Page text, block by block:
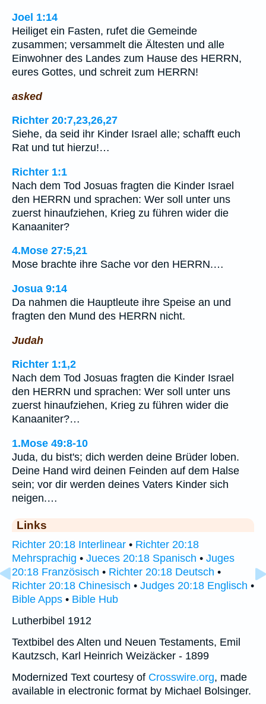
Joel 1:14
Heiliget ein Fasten, rufet die Gemeinde
zusammen; versammelt die Ältesten und alle
Einwohner des Landes zum Hause des HERRN,
eures Gottes, und schreit zum HERRN!
asked
Richter 20:7,23,26,27
Siehe, da seid ihr Kinder Israel alle; schafft euch
Rat und tut hierzu!…
Richter 1:1
Nach dem Tod Josuas fragten die Kinder Israel
den HERRN und sprachen: Wer soll unter uns
zuerst hinaufziehen, Krieg zu führen wider die
Kanaaniter?
4.Mose 27:5,21
Mose brachte ihre Sache vor den HERRN.…
Josua 9:14
Da nahmen die Hauptleute ihre Speise an und
fragten den Mund des HERRN nicht.
Judah
Richter 1:1,2
Nach dem Tod Josuas fragten die Kinder Israel
den HERRN und sprachen: Wer soll unter uns
zuerst hinaufziehen, Krieg zu führen wider die
Kanaaniter?…
1.Mose 49:8-10
Juda, du bist's; dich werden deine Brüder loben.
Deine Hand wird deinen Feinden auf dem Halse
sein; vor dir werden deines Vaters Kinder sich
neigen.…
Links
Richter 20:18 Interlinear • Richter 20:18
Mehrsprachig • Jueces 20:18 Spanisch • Juges
20:18 Französisch • Richter 20:18 Deutsch •
Richter 20:18 Chinesisch • Judges 20:18 Englisch •
Bible Apps • Bible Hub
Lutherbibel 1912
Textbibel des Alten und Neuen Testaments, Emil
Kautzsch, Karl Heinrich Weizäcker - 1899
Modernized Text courtesy of Crosswire.org, made
available in electronic format by Michael Bolsinger.